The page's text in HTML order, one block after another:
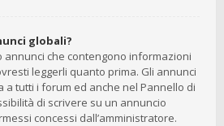
globali?
annunci che contengono informazioni
leggerli quanto prima. Gli annunci
a tutti i forum ed anche nel Pannello di
di scrivere su un annuncio
concessi dall’amministratore.